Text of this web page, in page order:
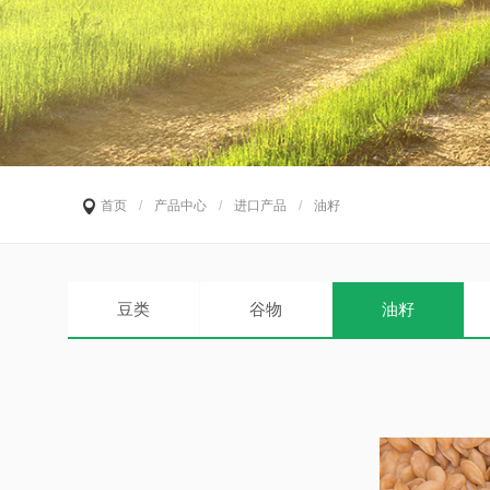
首页 / 产品中心 / 进口产品 / 油籽
豆类 谷物 油籽